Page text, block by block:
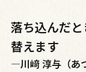
落ち込んだ
替えます
―川﨑 淳与（あ